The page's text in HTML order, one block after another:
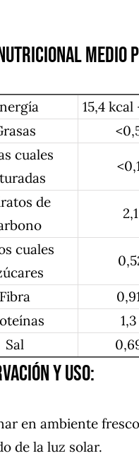
medio
15,4 kcal
cuales
de
cuales
Fibra
Sal
y uso:
en ambiente
de la luz solar.